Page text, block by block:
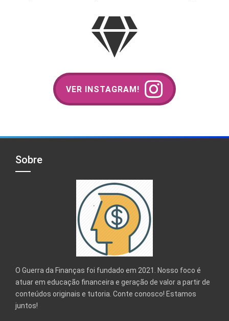
VER INSTAGRAM!
Sobre
O Guerra da Finanças foi fundado em 2021. Nosso foco é
atuar em educação financeira e geração de valor a partir de
conteúdos originais e tutoria. Conte conosco! Estamos
juntos!